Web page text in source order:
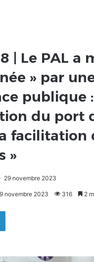
| Le PAL a
» par
publique :
du port
facilitation
»
29 novembre 2023
novembre 2023 316 2
Linkedin